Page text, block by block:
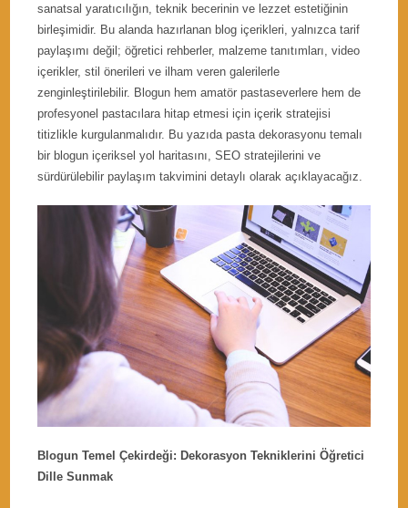
sanatsal yaratıcılığın, teknik becerinin ve lezzet estetiğinin
birleşimidir. Bu alanda hazırlanan blog içerikleri, yalnızca tarif
paylaşımı değil; öğretici rehberler, malzeme tanıtımları, video
içerikler, stil önerileri ve ilham veren galerilerle
zenginleştirilebilir. Blogun hem amatör pastaseverlere hem de
profesyonel pastacılara hitap etmesi için içerik stratejisi
titizlikle kurgulanmalıdır. Bu yazıda pasta dekorasyonu temalı
bir blogun içeriksel yol haritasını, SEO stratejilerini ve
sürdürülebilir paylaşım takvimini detaylı olarak açıklayacağız.
Blogun Temel Çekirdeği: Dekorasyon Tekniklerini Öğretici
Dille Sunmak